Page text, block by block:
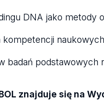
DNA jako metody
kompetencji
badań podstawowych
znajduje się na